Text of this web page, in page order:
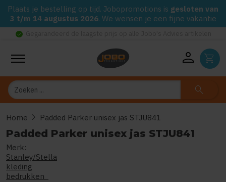
Plaats je bestelling op tijd. Jobopromotions is gesloten van
3 t/m 14 augustus 2026. We wensen je een fijne vakantie
check_circle
person shopping_cart
Zoeken search
Home chevron_right Padded Parker unisex jas STJU841
Padded Parker unisex jas STJU841
Merk:
Stanley/Stella
kleding
bedrukken